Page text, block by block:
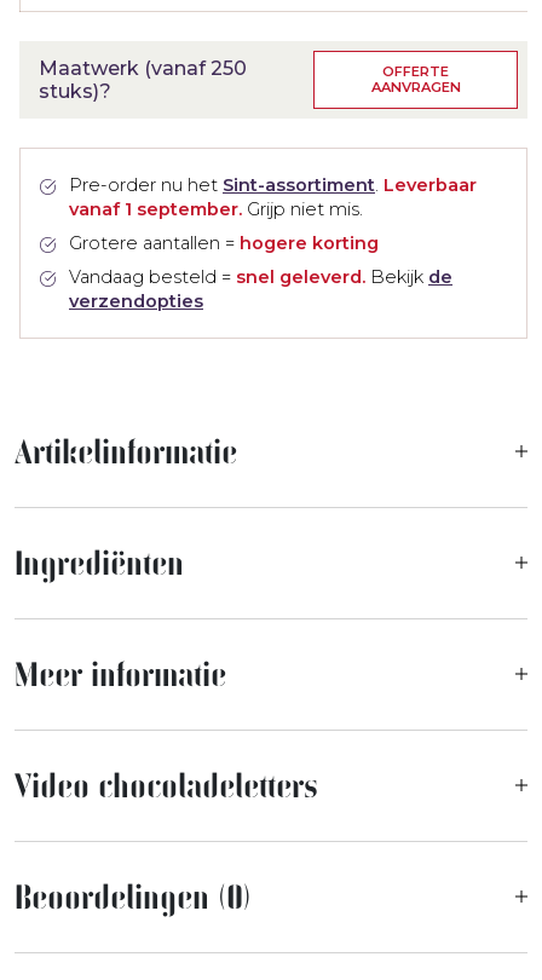
Maatwerk (vanaf 250
stuks)?
OFFERTE
AANVRAGEN
Pre-order nu het Sint-assortiment. Leverbaar
vanaf 1 september. Grijp niet mis.
Grotere aantallen = hogere korting
Vandaag besteld = snel geleverd. Bekijk de
verzendopties
Artikelinformatie
Ingrediënten
Meer informatie
Video chocoladeletters
Beoordelingen (0)